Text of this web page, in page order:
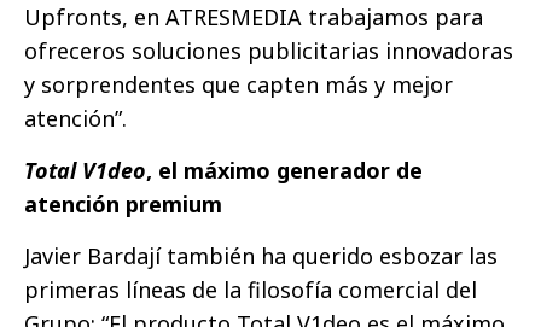
Upfronts, en ATRESMEDIA trabajamos para
ofreceros soluciones publicitarias innovadoras
y sorprendentes que capten más y mejor
atención”.
Total V1deo, el máximo generador de
atención premium
Javier Bardají también ha querido esbozar las
primeras líneas de la filosofía comercial del